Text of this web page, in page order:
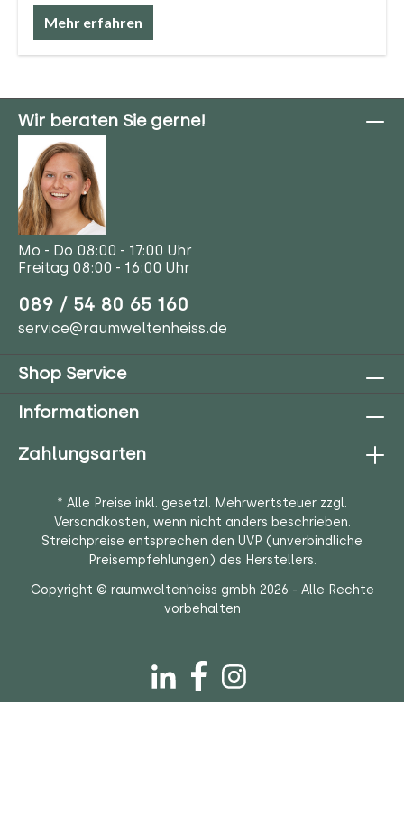
Mehr erfahren
Wir beraten Sie gerne!
Mo - Do 08:00 - 17:00 Uhr
Freitag 08:00 - 16:00 Uhr
089 / 54 80 65 160
service@raumweltenheiss.de
Shop Service
Informationen
Zahlungsarten
* Alle Preise inkl. gesetzl. Mehrwertsteuer zzgl.
Versandkosten, wenn nicht anders beschrieben.
Streichpreise entsprechen den UVP (unverbindliche
Preisempfehlungen) des Herstellers.
Copyright © raumweltenheiss gmbh 2026 - Alle Rechte
vorbehalten